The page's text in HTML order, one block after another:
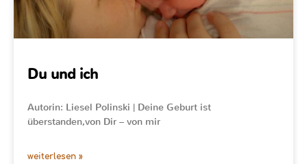
Du und ich
Autorin: Liesel Polinski | Deine Geburt ist
überstanden,von Dir – von mir
weiterlesen »